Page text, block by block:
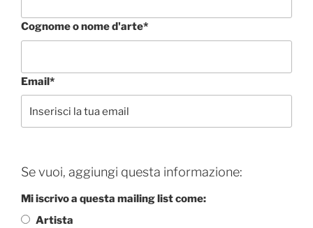
Cognome o nome d'arte*
Email*
Se vuoi, aggiungi questa informazione:
Mi iscrivo a questa mailing list come:
Artista